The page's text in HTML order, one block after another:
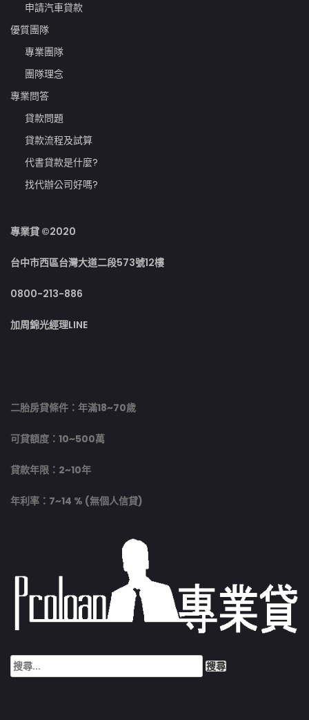
申請汽車貸款
優質團隊
專業團隊
團隊理念
專業問答
貸款問題
貸款流程及試算
代書貸款是什麼?
找代辦公司好嗎?
專業貸 ©2020
台中市西區台灣大道二段573號12樓
0800-213-886
加周錦光經理LINE
二胎房貸條件：年滿18~70歲
可貸額度：10~500萬
貸款年限：2~10年
年利率：7~14 % (無個人信貸)